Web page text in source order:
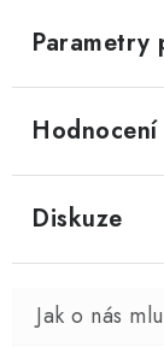
Parametry
Diskuze